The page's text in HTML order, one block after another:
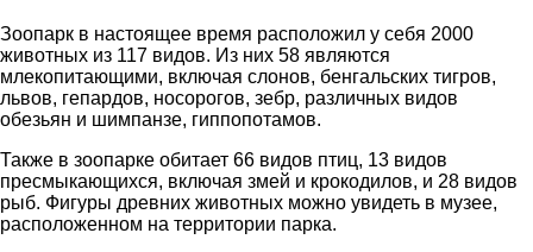
Зоопарк в настоящее время расположил у себя 2000
животных из 117 видов. Из них 58 являются
млекопитающими, включая слонов, бенгальских тигров,
львов, гепардов, носорогов, зебр, различных видов
обезьян и шимпанзе, гиппопотамов.
Также в зоопарке обитает 66 видов птиц, 13 видов
пресмыкающихся, включая змей и крокодилов, и 28 видов
рыб. Фигуры древних животных можно увидеть в музее,
расположенном на территории парка.